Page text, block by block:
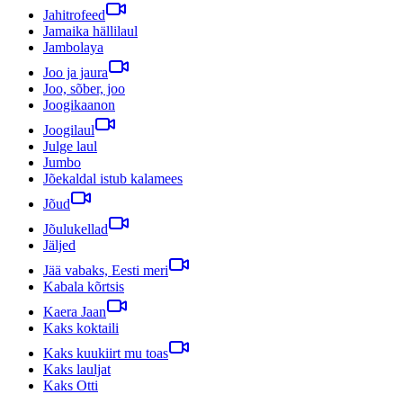
Jahitrofeed
Jamaika hällilaul
Jambolaya
Joo ja jaura
Joo, sõber, joo
Joogikaanon
Joogilaul
Julge laul
Jumbo
Jõekaldal istub kalamees
Jõud
Jõulukellad
Jäljed
Jää vabaks, Eesti meri
Kabala kõrtsis
Kaera Jaan
Kaks koktaili
Kaks kuukiirt mu toas
Kaks lauljat
Kaks Otti